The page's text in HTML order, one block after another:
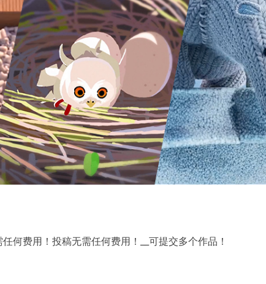
任何费用！投稿无需任何费用！__可提交多个作品！